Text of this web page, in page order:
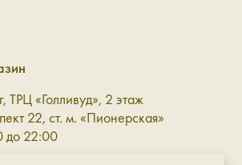
ТРЦ «Голливуд», 2 этаж
22, ст. м. «Пионерская»
до 22:00